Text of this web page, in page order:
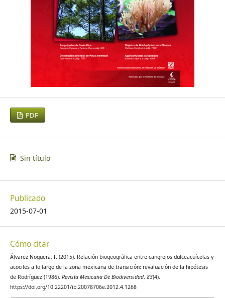
PDF
Sin título
Publicado
2015-07-01
Cómo citar
Álvarez Noguera, F. (2015). Relación biogeográfica entre cangrejos dulceacuícolas y
acociles a lo largo de la zona mexicana de transición: revaluación de la hipótesis
de Rodríguez (1986). Revista Mexicana De Biodiversidad, 83(4).
https://doi.org/10.22201/ib.20078706e.2012.4.1268